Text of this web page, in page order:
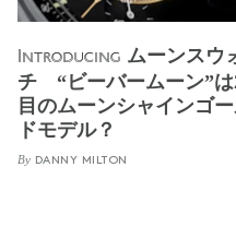
Introducing ムーンスウ
チ “ビーバームーン”は
目のムーンシャインゴ
ドモデル？
By DANNY MILTON